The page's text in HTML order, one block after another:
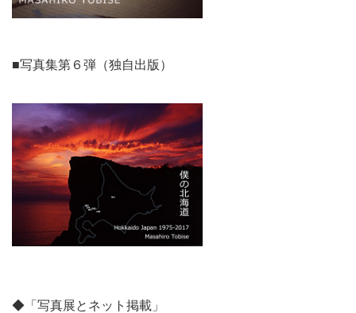
■写真集第６弾（独自出版）
◆「写真展とネット掲載」